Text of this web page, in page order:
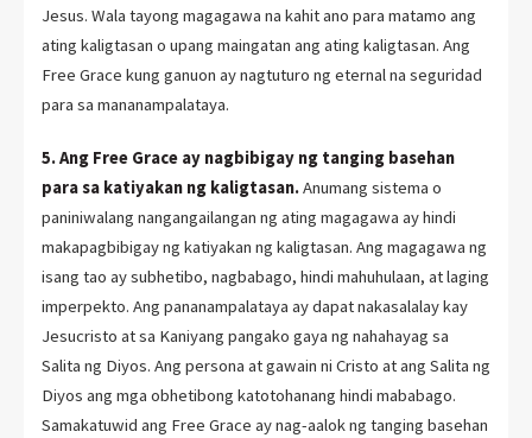
Jesus. Wala tayong magagawa na kahit ano para matamo ang
ating kaligtasan o upang maingatan ang ating kaligtasan. Ang
Free Grace kung ganuon ay nagtuturo ng eternal na seguridad
para sa mananampalataya.
5. Ang Free Grace ay nagbibigay ng tanging basehan
para sa katiyakan ng kaligtasan.Anumang sistema o
paniniwalang nangangailangan ng ating magagawa ay hindi
makapagbibigay ng katiyakan ng kaligtasan. Ang magagawa ng
isang tao ay subhetibo, nagbabago, hindi mahuhulaan, at laging
imperpekto. Ang pananampalataya ay dapat nakasalalay kay
Jesucristo at sa Kaniyang pangako gaya ng nahahayag sa
Salita ng Diyos. Ang persona at gawain ni Cristo at ang Salita ng
Diyos ang mga obhetibong katotohanang hindi mababago.
Samakatuwid ang Free Grace ay nag-aalok ng tanging basehan